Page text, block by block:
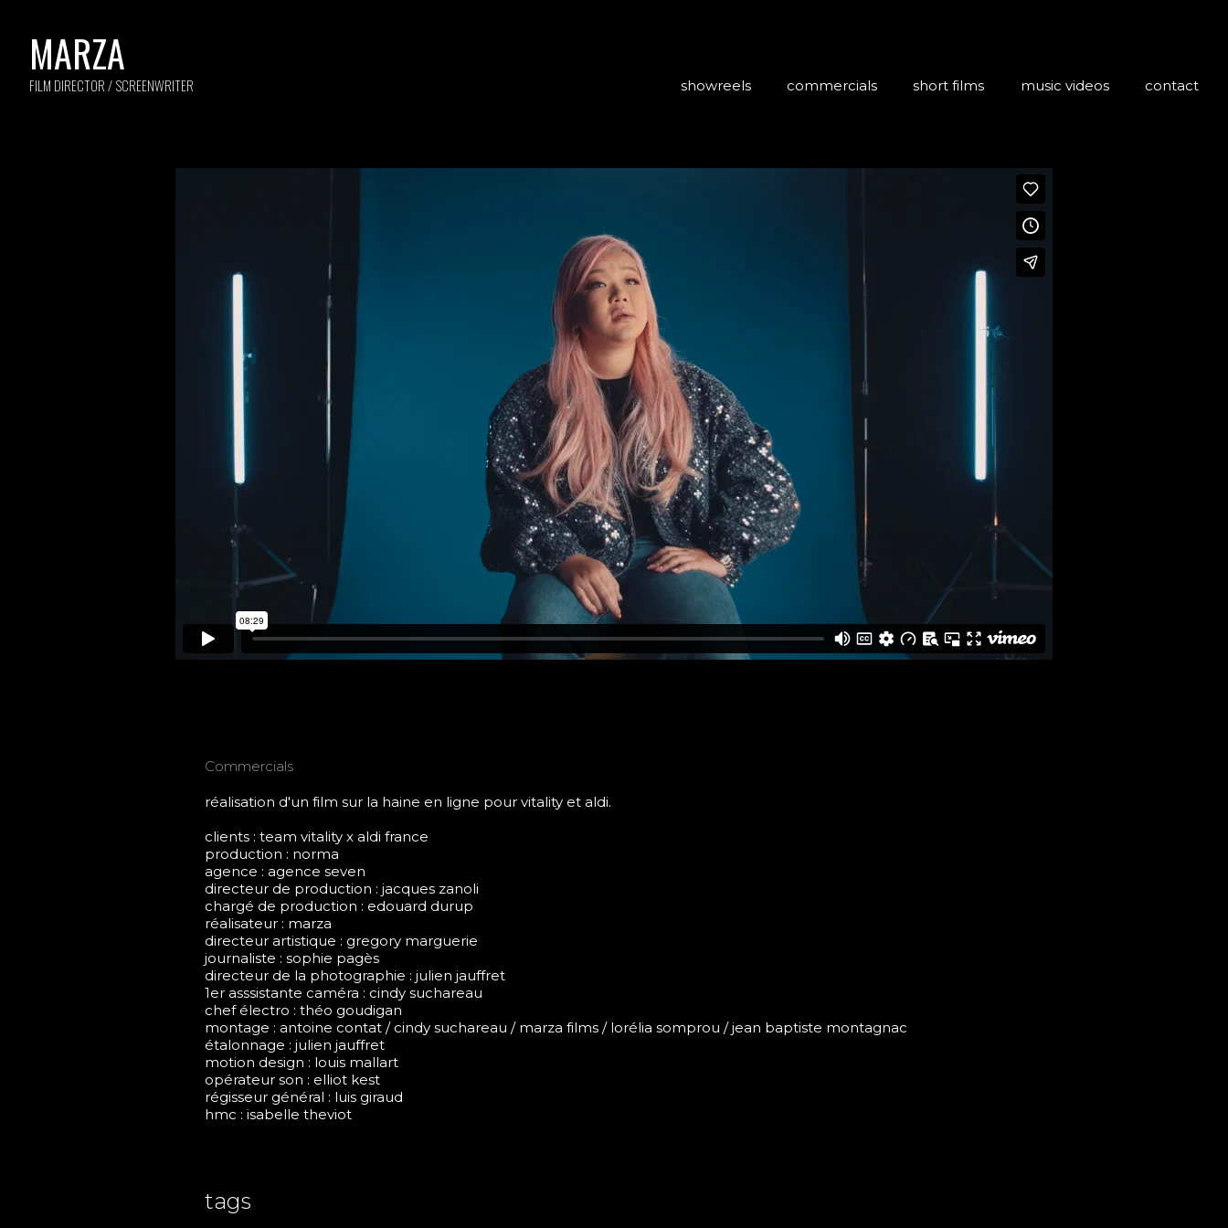
MARZA
FILM DIRECTOR / SCREENWRITER showreels commercials short films music videos contact
Commercials
réalisation d'un film sur la haine en ligne pour vitality et aldi.
clients : team vitality x aldi france
production : norma
agence : agence seven
directeur de production : jacques zanoli
chargé de production : edouard durup
réalisateur : marza
directeur artistique : gregory marguerie
journaliste : sophie pagès
directeur de la photographie : julien jauffret
1er asssistante caméra : cindy suchareau
chef électro : théo goudigan
montage : antoine contat / cindy suchareau / marza films / lorélia somprou / jean baptiste montagnac
étalonnage : julien jauffret
motion design : louis mallart
opérateur son : elliot kest
régisseur général : luis giraud
hmc : isabelle theviot
tags